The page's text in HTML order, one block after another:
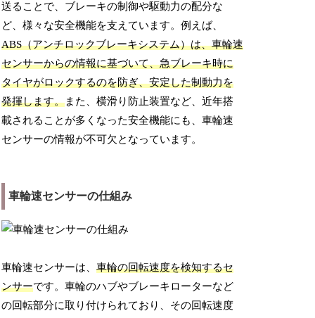
送ることで、ブレーキの制御や駆動力の配分な
ど、様々な安全機能を支えています。例えば、
ABS（アンチロックブレーキシステム）は、車輪速
センサーからの情報に基づいて、急ブレーキ時に
タイヤがロックするのを防ぎ、安定した制動力を
発揮します。また、横滑り防止装置など、近年搭
載されることが多くなった安全機能にも、車輪速
センサーの情報が不可欠となっています。
車輪速センサーの仕組み
車輪速センサーは、車輪の回転速度を検知するセ
ンサーです。車輪のハブやブレーキローターなど
の回転部分に取り付けられており、その回転速度